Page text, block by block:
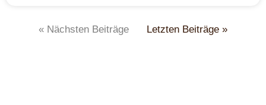
« Nächsten Beiträge Letzten Beiträge »